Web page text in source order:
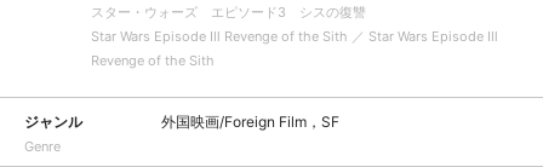
スター・ウォーズ エピソード3 シスの復讐
Star Wars Episode Ⅲ Revenge of the Sith ／ Star Wars Episode Ⅲ
Revenge of the Sith
ジャンル
Genre
外国映画/Foreign Film，SF